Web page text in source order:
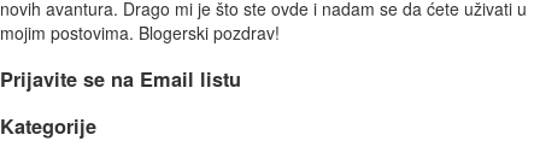
novih avantura. Drago mi je što ste ovde i nadam se da ćete uživati u
mojim postovima. Blogerski pozdrav!
Prijavite se na Email listu
Kategorije